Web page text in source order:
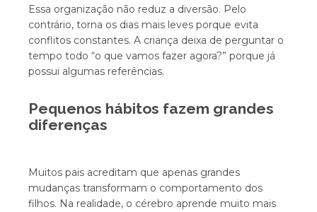
Essa organização não reduz a diversão. Pelo
contrário, torna os dias mais leves porque evita
conflitos constantes. A criança deixa de perguntar o
tempo todo “o que vamos fazer agora?” porque já
possui algumas referências.
Pequenos hábitos fazem grandes
diferenças
Muitos pais acreditam que apenas grandes
mudanças transformam o comportamento dos
filhos. Na realidade, o cérebro aprende muito mais